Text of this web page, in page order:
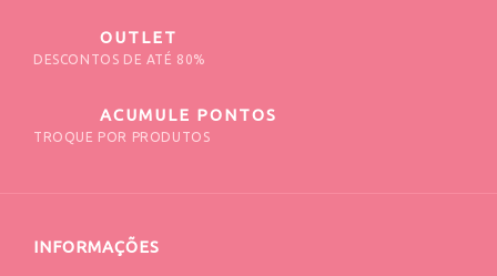
OUTLET
DESCONTOS DE ATÉ 80%
ACUMULE PONTOS
TROQUE POR PRODUTOS
INFORMAÇÕES